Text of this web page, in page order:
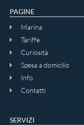
PAGINE
Marina
Tariffe
Curiosità
Spesa a domicilio
Info
Contatti
SERVIZI